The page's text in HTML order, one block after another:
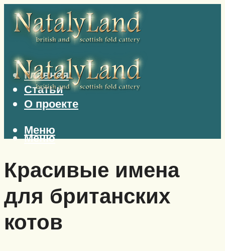
Главная
Статьи
О проекте
Меню
Меню
Красивые имена
для британских
котов